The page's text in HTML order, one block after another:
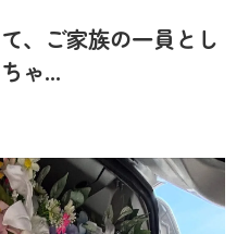
、ご家族の一員とし
ゃ...